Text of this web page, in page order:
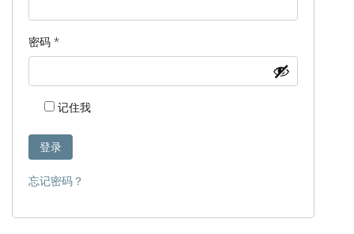
密码 *必
填
记住我
登录
忘记密码？